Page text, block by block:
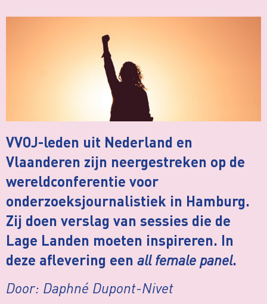
VVOJ-leden uit Nederland en
Vlaanderen zijn neergestreken op de
wereldconferentie voor
onderzoeksjournalistiek in Hamburg.
Zij doen verslag van sessies die de
Lage Landen moeten inspireren. In
deze aflevering een all female panel.
Door: Daphné Dupont-Nivet